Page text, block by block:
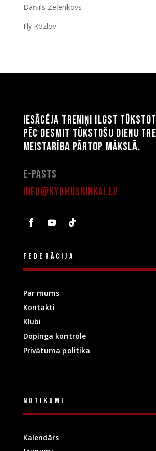
Daņiils Zeļenkovs
Illy Kozlov
Iesācēja treniņi ilgst
Pēc desmit tūkstošu dienu
meistarība pārtop mākslā.
E-pasts
info@kyokushinkai.lv
Federācija
Par mums
Kontakti
Klubi
Dopinga kontrole
Privātuma politika
Notikumi
Kalendārs